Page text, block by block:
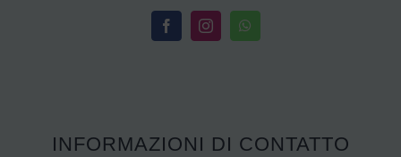
INFORMAZIONI DI CONTATTO